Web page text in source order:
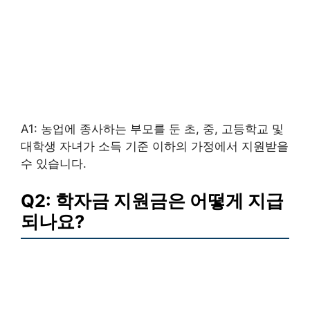
A1: 농업에 종사하는 부모를 둔 초, 중, 고등학교 및
대학생 자녀가 소득 기준 이하의 가정에서 지원받을
수 있습니다.
Q2: 학자금 지원금은 어떻게 지급
되나요?